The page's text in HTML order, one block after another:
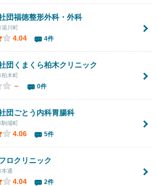
団福徳整形外科・外科
湯川町
4.04 4件
団 くまくら柏木クリニック
柏木町
－ 0件
団ごとう内科胃腸科
駒場町
4.06 5件
ロクリニック
本通
4.04 2件